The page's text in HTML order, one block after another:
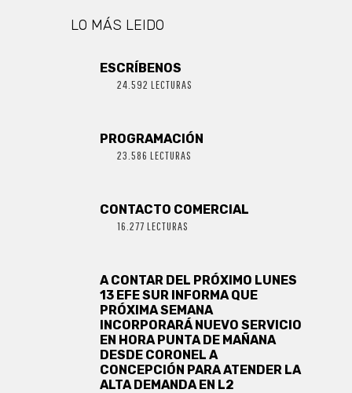
LO MÁS LEIDO
ESCRÍBENOS
24.592 LECTURAS
PROGRAMACIÓN
23.586 LECTURAS
CONTACTO COMERCIAL
16.277 LECTURAS
A CONTAR DEL PRÓXIMO LUNES
13 EFE SUR INFORMA QUE
PRÓXIMA SEMANA
INCORPORARÁ NUEVO SERVICIO
EN HORA PUNTA DE MAÑANA
DESDE CORONEL A
CONCEPCIÓN PARA ATENDER LA
ALTA DEMANDA EN L2